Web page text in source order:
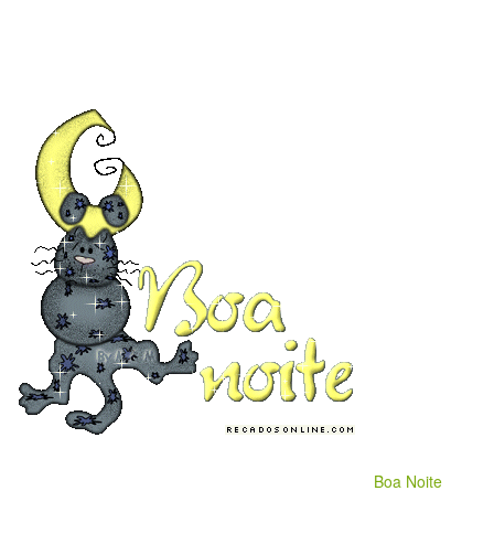
Boa Noite